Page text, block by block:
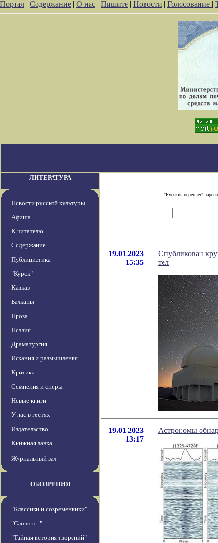
Портал | Содержание | О нас | Пишите | Новости | Голосование |
ЛИТЕРАТУРА
Новости русской культуры
Афиша
К читателю
Содержание
Публицистика
"Курск"
Кавказ
Балканы
Проза
Поэзия
Драматургия
Искания и размышления
Критика
Сомнения и споры
Новые книги
У нас в гостях
Издательство
Книжная лавка
Журнальный зал
ОБОЗРЕНИЯ
"Классики и современники"
"Слово о..."
"Тайная история творений"
"Русский переплет"
19.01.2023
15:35
Опубликован
тел
19.01.2023
13:17
Астрономы